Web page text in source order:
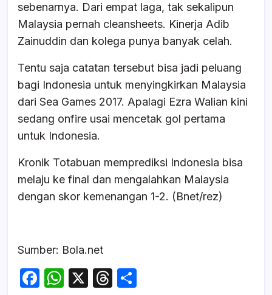
sebenarnya. Dari empat laga, tak sekalipun
Malaysia pernah cleansheets. Kinerja Adib
Zainuddin dan kolega punya banyak celah.
Tentu saja catatan tersebut bisa jadi peluang
bagi Indonesia untuk menyingkirkan Malaysia
dari Sea Games 2017. Apalagi Ezra Walian kini
sedang onfire usai mencetak gol pertama
untuk Indonesia.
Kronik Totabuan memprediksi Indonesia bisa
melaju ke final dan mengalahkan Malaysia
dengan skor kemenangan 1-2. (Bnet/rez)
Sumber: Bola.net
F
W X
T